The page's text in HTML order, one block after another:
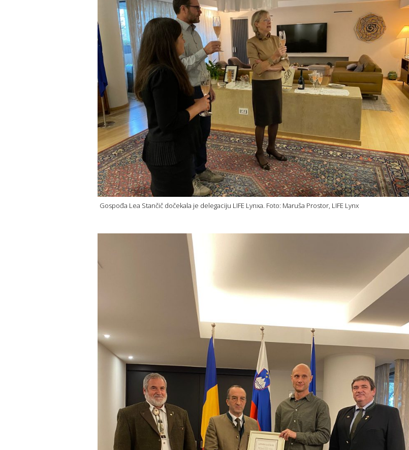
Gospođa Lea Stančič dočekala je delegaciju LIFE Lynxa. Foto: Maruša Prostor, LIFE Lynx